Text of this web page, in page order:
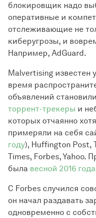
блокировщик надо
оперативные и
отслеживающие не
киберугрозы, и
Например, AdGuard.
Malvertising известен
время
объявлений
торрент-трекеры и
которых отчаянно
примеряли на себя
году), Huffington Post,
Times, Forbes, Yahoo.
была весной 2016 года
C Forbes случился
он начал раздавать
одновременно с